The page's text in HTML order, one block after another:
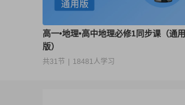
高一•地理•高中地理必修1同步课（通用
版）
共31节 18481人学习